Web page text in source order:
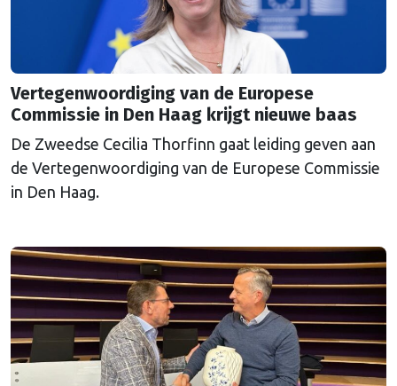
Vertegenwoordiging van de Europese
Commissie in Den Haag krijgt nieuwe baas
De Zweedse Cecilia Thorfinn gaat leiding geven aan
de Vertegenwoordiging van de Europese Commissie
in Den Haag.